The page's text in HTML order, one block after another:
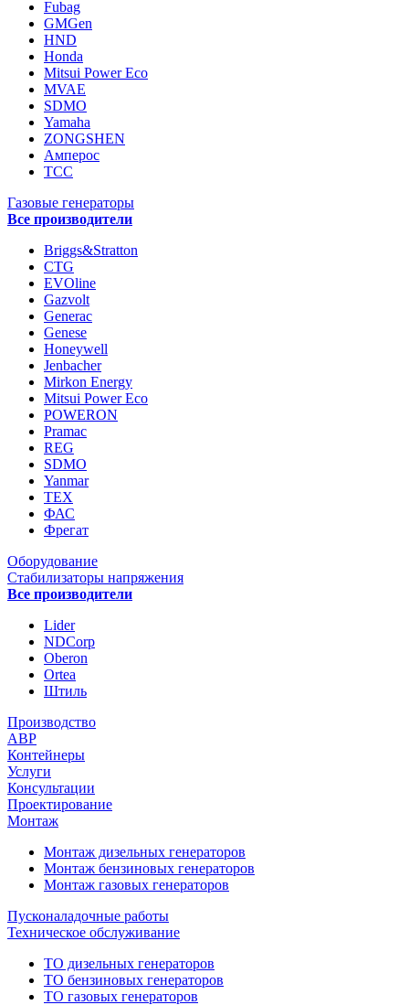
Fubag
GMGen
HND
Honda
Mitsui Power Eco
MVAE
SDMO
Yamaha
ZONGSHEN
Амперос
ТСС
Газовые генераторы
Все производители
Briggs&Stratton
CTG
EVOline
Gazvolt
Generac
Genese
Honeywell
Jenbacher
Mirkon Energy
Mitsui Power Eco
POWERON
Pramac
REG
SDMO
Yanmar
ТЕХ
ФАС
Фрегат
Оборудование
Стабилизаторы напряжения
Все производители
Lider
NDCorp
Oberon
Ortea
Штиль
Производство
АВР
Контейнеры
Услуги
Консультации
Проектирование
Монтаж
Монтаж дизельных генераторов
Монтаж бензиновых генераторов
Монтаж газовых генераторов
Пусконаладочные работы
Техническое обслуживание
ТО дизельных генераторов
ТО бензиновых генераторов
ТО газовых генераторов